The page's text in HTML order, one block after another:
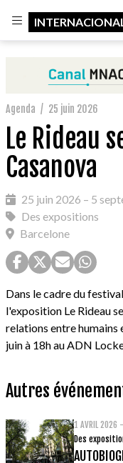
INTERNACIONAL
Agenda / 25 juin 2026
Le Rideau
Casanova
25 juin 2026 – 5
Des expositions
Barcelone
Dans le cadre du
l'exposition Le Rideau
relations entre humains
juin à 18h au ADN
Autres
1 AVRIL 2026
Des